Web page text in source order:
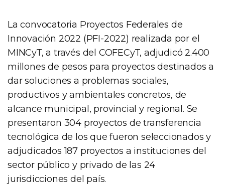
La convocatoria Proyectos Federales de
Innovación 2022 (PFI-2022) realizada por el
MINCyT, a través del COFECyT, adjudicó 2.400
millones de pesos para proyectos destinados a
dar soluciones a problemas sociales,
productivos y ambientales concretos, de
alcance municipal, provincial y regional. Se
presentaron 304 proyectos de transferencia
tecnológica de los que fueron seleccionados y
adjudicados 187 proyectos a instituciones del
sector público y privado de las 24
jurisdicciones del país.